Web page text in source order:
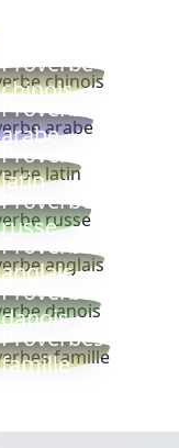
Proverbe
chinois
Proverbe
arabe
Proverbe
latin
Proverbe
russe
Proverbe
anglais
Proverbe
danois
Proverbes
famille